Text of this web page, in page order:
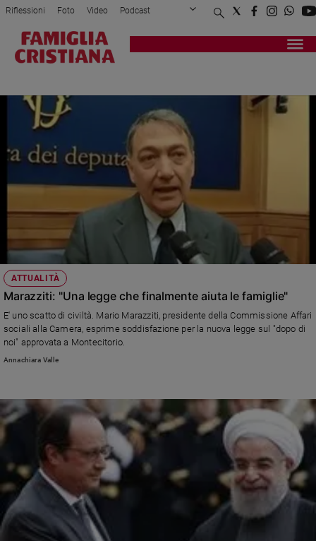
Attualità
Politica
Mondo
Economia
Legalità
Sport
Interviste
Papa
Papa
Chiesa
Chiesa
Santi
fede
Parola
del
giorno
Santo
Riflessioni Foto Video Podcast
Privacy Policy Chi siamo
Registrati Redazione
ATTUALITÀ
Marazziti: "Una legge che finalmente aiuta le famiglie"
E' uno scatto di civiltà. Mario Marazziti, presidente della Commissione Affari
sociali alla Camera, esprime soddisfazione per la nuova legge sul "dopo di
noi" approvata a Montecitorio.
Annachiara Valle